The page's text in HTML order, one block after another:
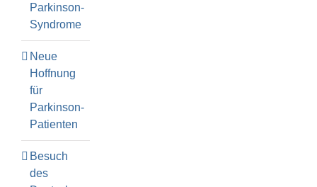
Parkinson-
Syndrome
Neue
Hoffnung
für
Parkinson-
Patienten
Besuch
des